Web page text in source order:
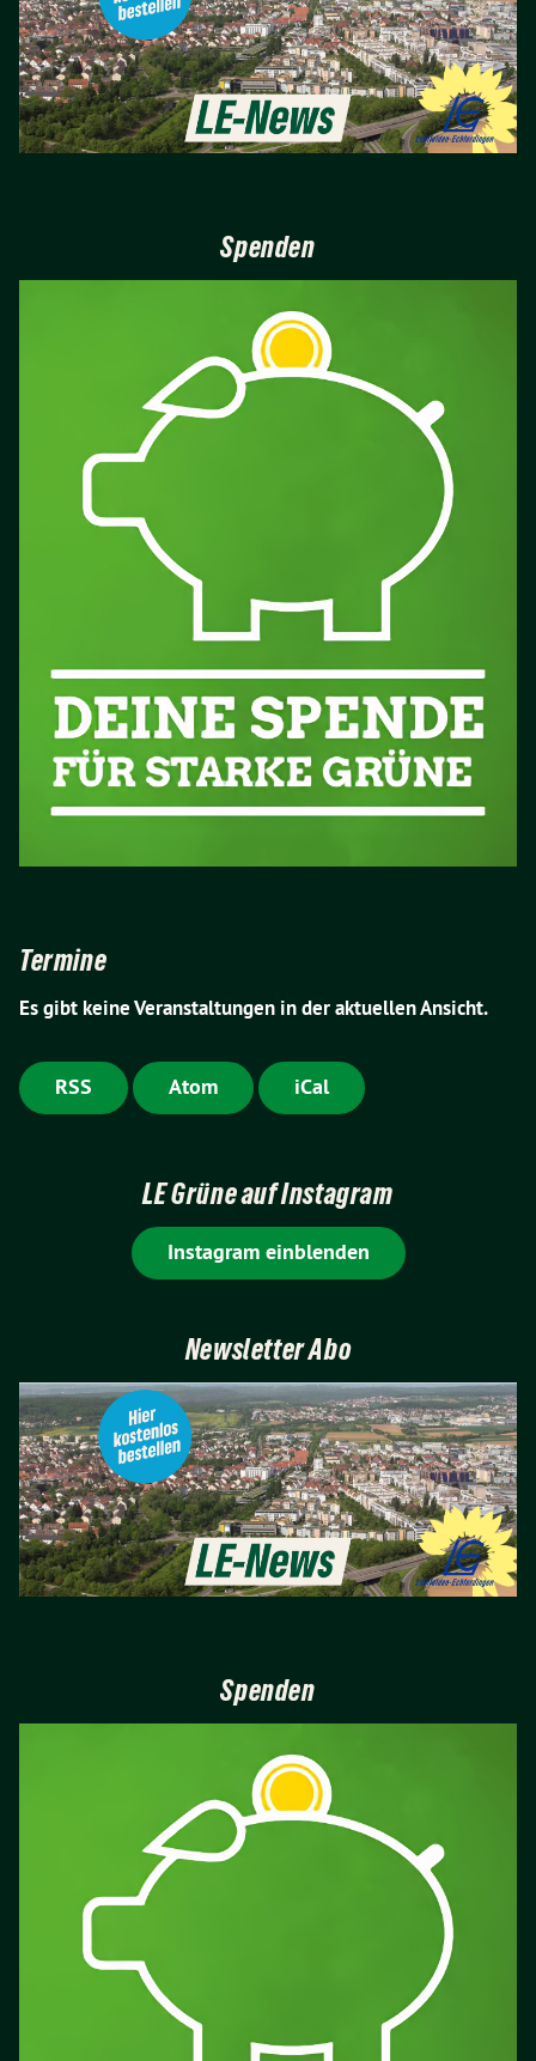
Spenden
Termine
Es gibt keine Veranstaltungen in der aktuellen Ansicht.
RSS Atom iCal
LE Grüne auf Instagram
Instagram einblenden
Newsletter Abo
Spenden